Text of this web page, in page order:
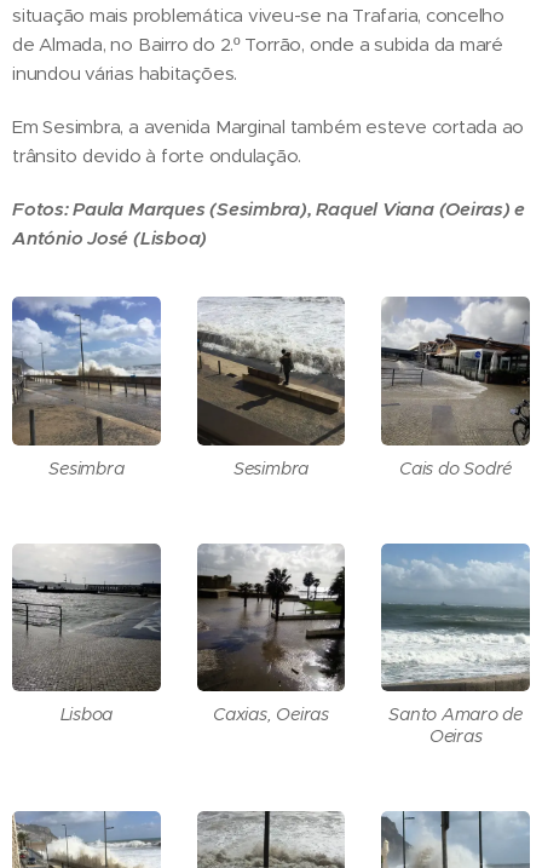
situação mais problemática viveu-se na Trafaria, concelho
de Almada, no Bairro do 2.º Torrão, onde a subida da maré
inundou várias habitações.
Em Sesimbra, a avenida Marginal também esteve cortada ao
trânsito devido à forte ondulação.
Fotos: Paula Marques (Sesimbra), Raquel Viana (Oeiras) e
António José (Lisboa)
Sesimbra Sesimbra Cais do Sodré
Lisboa Caxias, Oeiras
Santo Amaro de
Oeiras